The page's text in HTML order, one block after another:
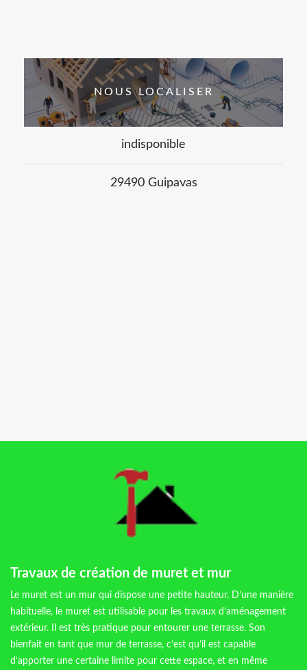
NOUS LOCALISER
indisponible
29490 Guipavas
Travaux de création de muret et mur
Le muret est un mur qui dispose une petite hauteur. D’une manière
habituelle, le muret est utilisable pour les travaux d’aménagement
extérieur. Il est très pratique pour entourer une terrasse. Son
bienfait en tant que mur de terrasse, c’est qu’il est capable
d’apporter une certaine limite pour cette espace, et en même